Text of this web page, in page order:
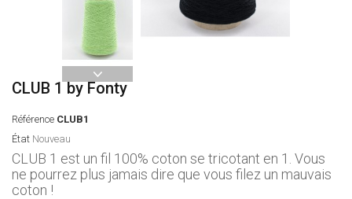
CLUB 1 by Fonty
Référence CLUB1
État Nouveau
CLUB 1 est un fil 100% coton se tricotant en 1. Vous
ne pourrez plus jamais dire que vous filez un mauvais
coton !